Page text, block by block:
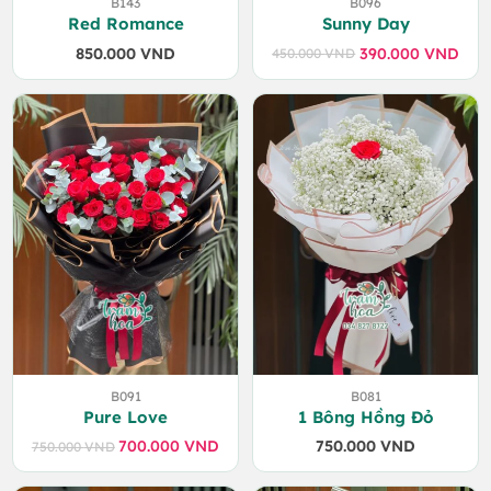
Red Romance
850.000 VND
Sunny Day
450.000VND Giá
gốc
là:
450.000 VND.
390.000 VND
Giá
hiện
tại
là:
390.000 VND.
B091
Pure Love
750.000VND Giá
gốc
700.000VND
Giá
hiện
B081
1 Bông Hồng Đỏ
750.000 VND